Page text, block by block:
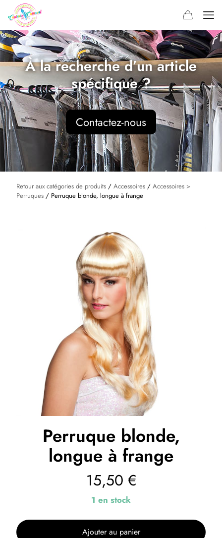
À la recherche d’un article
spécifique ?
Contactez-nous
Retour aux catégories de produits / Accessoires / Accessoires >
Perruques / Perruque blonde, longue à frange
Perruque blonde,
longue à frange
15,50 €
1 en stock
Ajouter au panier